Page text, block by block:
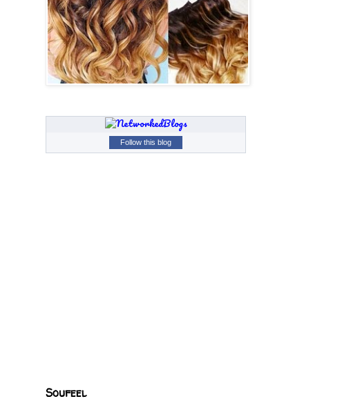
Follow this blog
Soufeel